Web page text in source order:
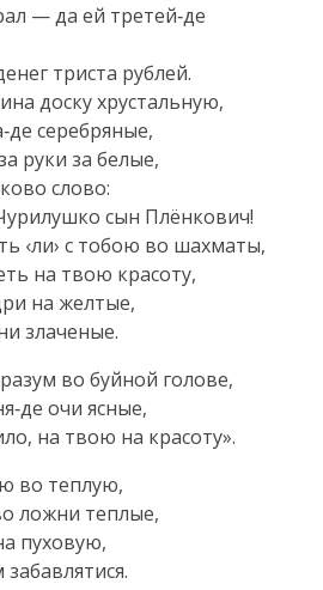
— да ей третей‑де
триста рублей.
доску хрустальную,
серебряные,
руки за белые,
слово:
сын Плёнкович!
‹ли› с тобою во шахматы,
на твою красоту,
на желтые,
злаченые.
во буйной голове,
очи ясные,
на твою на красоту».
во теплую,
ложни теплые,
пуховую,